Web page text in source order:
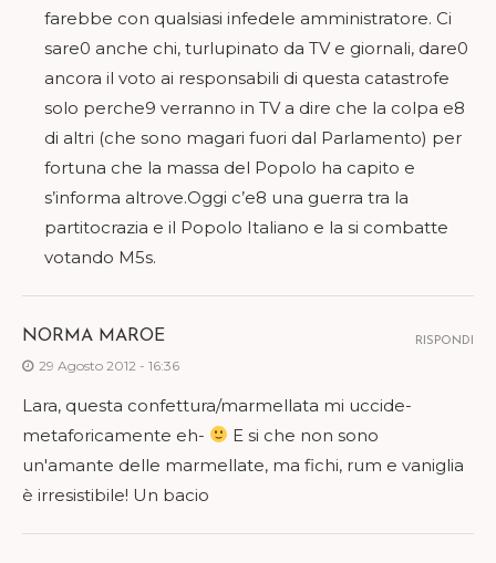
farebbe con qualsiasi infedele amministratore. Ci
sare0 anche chi, turlupinato da TV e giornali, dare0
ancora il voto ai responsabili di questa catastrofe
solo perche9 verranno in TV a dire che la colpa e8
di altri (che sono magari fuori dal Parlamento) per
fortuna che la massa del Popolo ha capito e
s’informa altrove.Oggi c’e8 una guerra tra la
partitocrazia e il Popolo Italiano e la si combatte
votando M5s.
NORMA MAROE
29 Agosto 2012 - 16:36
Lara, questa confettura/marmellata mi uccide-
metaforicamente eh-
E si che non sono
un'amante delle marmellate, ma fichi, rum e vaniglia
è irresistibile! Un bacio
RISPONDI